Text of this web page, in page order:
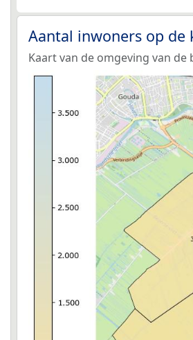
Aantal inwoners op de
Kaart van de omgeving van de